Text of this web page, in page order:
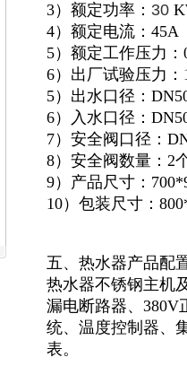
3）额定功率： 30
4）额定电流：45A
5）额定工作压力：
6）出厂试验压力：
5）出水口径：
6）入水口径：
7）安全阀口径：
8）安全阀数量：2
9）产品尺寸：
10）包装尺寸：
五、热水器产品配
热水器不锈钢主机
漏电断路器、380V
统、温度控制器、
表。